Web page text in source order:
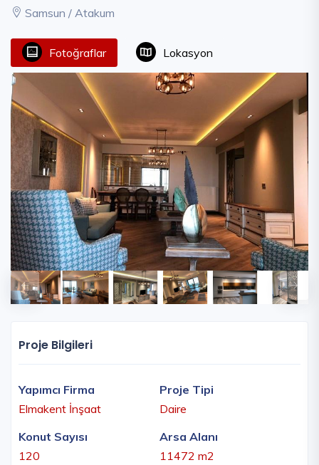
Samsun / Atakum
Fotoğraflar Lokasyon
Proje Bilgileri
Yapımcı Firma
Elmakent İnşaat
Proje Tipi
Daire
Konut Sayısı
120
Arsa Alanı
11472 m2